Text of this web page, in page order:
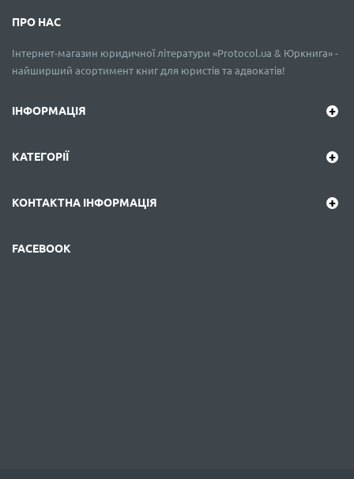
ПРО НАС
Інтернет-магазин юридичної літератури «Protocol.ua & Юркнига» -
найширший асортимент книг для юристів та адвокатів!
ІНФОРМАЦІЯ
КАТЕГОРІЇ
КОНТАКТНА ІНФОРМАЦІЯ
FACEBOOK